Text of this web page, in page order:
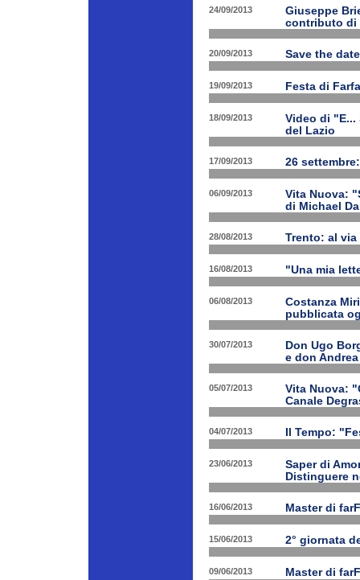
24/09/2013
Giuseppe
contributo di
20/09/2013 Save the
19/09/2013 Festa di
18/09/2013
Video di "E...
del Lazio
17/09/2013 26
06/09/2013
Vita Nuova:
di Michael
28/08/2013 Trento: al
16/08/2013 "Una mia
06/08/2013
Costanza
pubblicata
30/07/2013
Don Ugo
e don
05/07/2013
Vita Nuova:
Canale
04/07/2013 Il Tempo:
23/06/2013
Saper di
Distinguere
16/06/2013 Master di
15/06/2013 2° giornata
09/06/2013 Master di